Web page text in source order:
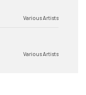
Various Artists
Various Artists